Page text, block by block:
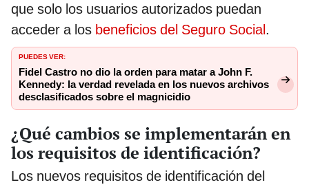
que solo los usuarios autorizados puedan
acceder a los beneficios del Seguro Social.
PUEDES VER:
Fidel Castro no dio la orden para matar a John F.
Kennedy: la verdad revelada en los nuevos archivos
desclasificados sobre el magnicidio
¿Qué cambios se implementarán en
los requisitos de identificación?
Los nuevos requisitos de identificación del